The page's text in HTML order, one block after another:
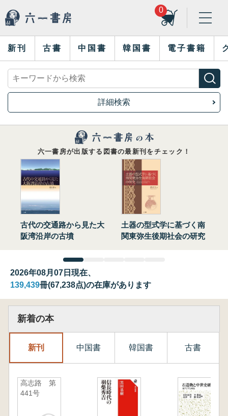
0
新刊 古書 中国書 韓国書 電子書籍
詳細検索
六一書房が出版する図書の最新刊をチェック！
古代の交通路から見た大
阪湾沿岸の古墳
土器の型式学に基づく南
関東弥生後期社会の研究
2026年08月07日現在、
139,439冊(67,238点)の在庫があります
新着の本
新刊 中国書 韓国書 古書
高志路 第
441号